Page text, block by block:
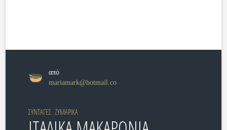
από
mariamark@hotmail.co
ΣΥΝΤΑΓΕΣ ΖΥΜΑΡΙΚΑ